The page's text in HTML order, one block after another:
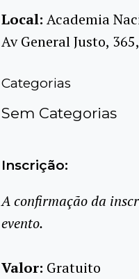
Local: Academia
Av General Justo,
Categorias
Sem Categorias
Inscrição:
A confirmação da
evento.
Valor: Gratuito